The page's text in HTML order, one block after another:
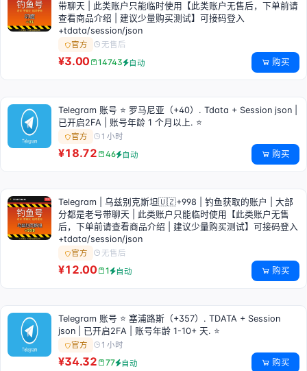
带聊天 | 此类账户只能临时使用【此类账户无售后，下单前请
查看商品介绍 | 建议少量购买测试】可接码登入
+tdata/session/json
官方 无售后
¥3.00 14743 自动 购买
Telegram 账号 ⭐ 罗马尼亚（+40）. Tdata + Session json |
已开启2FA | 账号年龄 1 个月以上. ⭐
官方 1 小时
¥18.72 46 自动 购买
Telegram | 乌兹别克斯坦🇺🇿+998 | 钓鱼获取的账户 | 大部
分都是老号带聊天 | 此类账户只能临时使用【此类账户无售
后，下单前请查看商品介绍 | 建议少量购买测试】可接码登入
+tdata/session/json
官方 无售后
¥12.00 1 自动 购买
Telegram 账号 ⭐ 塞浦路斯（+357）. TDATA + Session
json | 已开启2FA | 账号年龄 1-10+ 天. ⭐
官方 1 小时
¥34.32 77 自动 购买